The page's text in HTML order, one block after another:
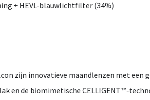
+ HEVL-blauwlichtfilter (34%)
zijn innovatieve maandlenzen met een
en de biomimetische CELLIGENT™-